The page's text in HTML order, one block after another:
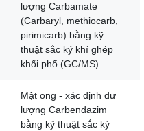
lượng Carbamate
(Carbaryl, methiocarb,
pirimicarb) bằng kỹ
thuật sắc ký khí ghép
khối phổ (GC/MS)
Mật ong - xác định dư
lượng Carbendazim
bằng kỹ thuật sắc ký